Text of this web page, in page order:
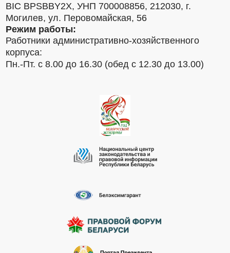
BIC BPSBBY2X, УНП 700008856, 212030, г.
Могилев, ул. Перовомайская, 56
Режим работы:
Работники административно-хозяйственного
корпуса:
Пн.-Пт. с 8.00 до 16.30 (обед с 12.30 до 13.00)